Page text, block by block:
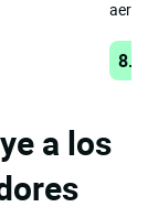
a los